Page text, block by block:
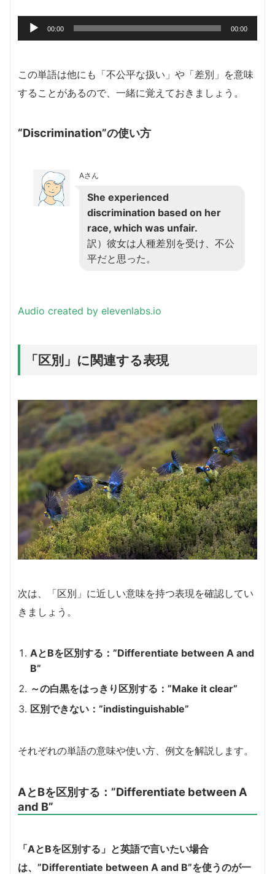
声
レ
ヤ
00:00 00:00
この単語は他にも「不公平な扱い」や「差別」を意味
することがあるので、一緒に覚えておきましょう。
“Discrimination”の使い方
Aさん
She experienced
discrimination based on her
race, which was unfair.
訳）彼女は人種差別を受け、不公
平だと思った。
Audio created by elevenlabs.io
「区別」に関連する表現
次は、「区別」に近しい意味を持つ表現を確認してい
きましょう。
AとBを区別する：”Differentiate between A and
B”
～の白黒をはっきり区別する：”Make it clear”
区別できない：”indistinguishable”
それぞれの単語の意味や使い方、例文を解説します。
AとBを区別する：”Differentiate between A
and B”
「AとBを区別する」と英語で言いたい場合
は、”Differentiate between A and B”を使うのが一